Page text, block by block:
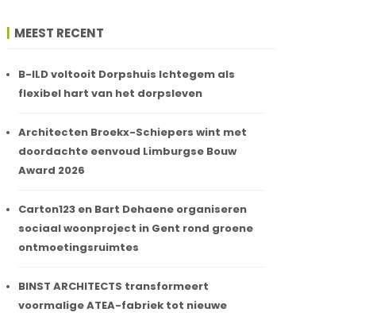
MEEST RECENT
B-ILD voltooit Dorpshuis Ichtegem als
flexibel hart van het dorpsleven
Architecten Broekx-Schiepers wint met
doordachte eenvoud Limburgse Bouw
Award 2026
Carton123 en Bart Dehaene organiseren
sociaal woonproject in Gent rond groene
ontmoetingsruimtes
BINST ARCHITECTS transformeert
voormalige ATEA-fabriek tot nieuwe